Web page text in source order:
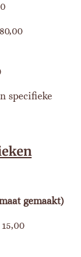
specifieke
gemaakt)